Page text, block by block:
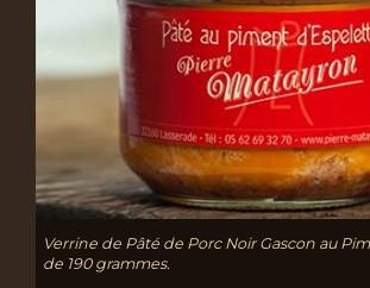
Verrine de Pâté de Porc Noir Gascon au
de 190 grammes.